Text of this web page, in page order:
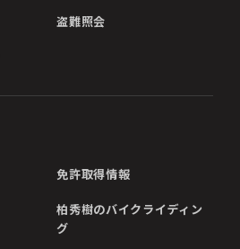
盗難照会
免許取得情報
柏秀樹のバイクライディン
グ